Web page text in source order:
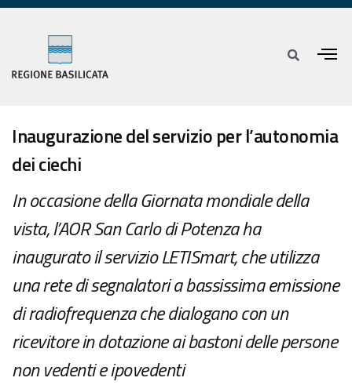
Inaugurazione del servizio per l’autonomia
dei ciechi
In occasione della Giornata mondiale della
vista, l’AOR San Carlo di Potenza ha
inaugurato il servizio LETISmart, che utilizza
una rete di segnalatori a bassissima emissione
di radiofrequenza che dialogano con un
ricevitore in dotazione ai bastoni delle persone
non vedenti e ipovedenti